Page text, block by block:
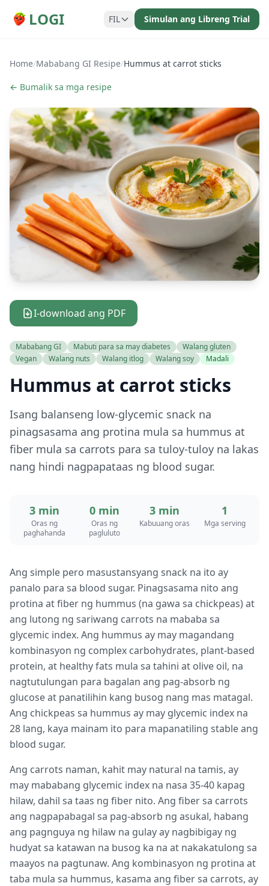
LOGI FIL Simulan ang Libreng Trial
Home/Mababang GI Resipe/Hummus at carrot sticks
← Bumalik sa mga resipe
I-download ang PDF
Mababang GI Mabuti para sa may diabetes
Walang gluten
Vegan
Walang nuts Walang itlog Walang soy Madali
Hummus at carrot sticks
Isang balanseng low-glycemic snack na
pinagsasama ang protina mula sa hummus at
fiber mula sa carrots para sa tuloy-tuloy na lakas
nang hindi nagpapataas ng blood sugar.
3 min
Oras ng
paghahanda
0 min
Oras ng
pagluluto
3 min
Kabuuang oras
1
Mga serving
Ang simple pero masustansyang snack na ito ay
panalo para sa blood sugar. Pinagsasama nito ang
protina at fiber ng hummus (na gawa sa chickpeas) at
ang lutong ng sariwang carrots na mababa sa
glycemic index. Ang hummus ay may magandang
kombinasyon ng complex carbohydrates, plant-based
protein, at healthy fats mula sa tahini at olive oil, na
nagtutulungan para bagalan ang pag-absorb ng
glucose at panatilihin kang busog nang mas matagal.
Ang chickpeas sa hummus ay may glycemic index na
28 lang, kaya mainam ito para mapanatiling stable ang
blood sugar.
Ang carrots naman, kahit may natural na tamis, ay
may mababang glycemic index na nasa 35-40 kapag
hilaw, dahil sa taas ng fiber nito. Ang fiber sa carrots
ang nagpapabagal sa pag-absorb ng asukal, habang
ang pagnguya ng hilaw na gulay ay nagbibigay ng
hudyat sa katawan na busog ka na at nakakatulong sa
maayos na pagtunaw. Ang kombinasyon ng protina at
taba mula sa hummus, kasama ang fiber sa carrots, ay